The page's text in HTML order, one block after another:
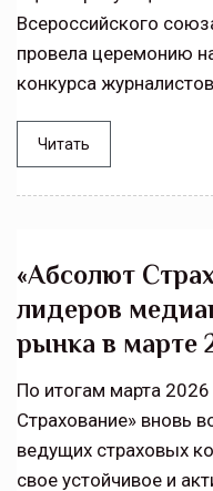
Всероссийского
провела церемонию
конкурса
Читать
«Абсолют
лидеров
рынка в марте
По итогам марта
Страхование» вновь
ведущих страховых
свое устойчивое и